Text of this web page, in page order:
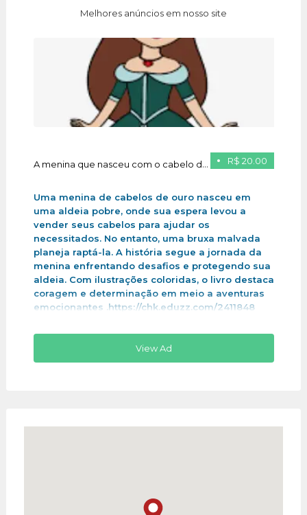
Melhores anúncios em nosso site
R$ 20.00
A menina que nasceu com o cabelo de ouro
Uma menina de cabelos de ouro nasceu em
uma aldeia pobre, onde sua espera levou a
vender seus cabelos para ajudar os
necessitados. No entanto, uma bruxa malvada
planeja raptá-la. A história segue a jornada da
menina enfrentando desafios e protegendo sua
aldeia. Com ilustrações coloridas, o livro destaca
coragem e determinação em meio a aventuras
emocionantes .https://chk.eduzz.com/2411848
View Ad